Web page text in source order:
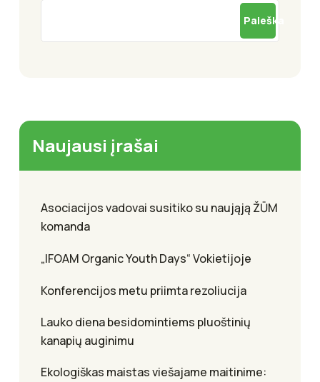
Paieška
Naujausi įrašai
Asociacijos vadovai susitiko su naująją ŽŪM
komanda
„IFOAM Organic Youth Days“ Vokietijoje
Konferencijos metu priimta rezoliucija
Lauko diena besidomintiems pluoštinių
kanapių auginimu
Ekologiškas maistas viešajame maitinime: